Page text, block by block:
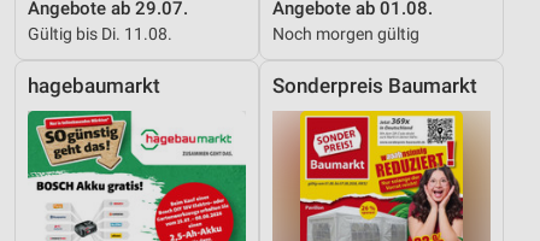
Angebote ab 29.07.
Gültig bis Di. 11.08.
Angebote ab 01.08.
Noch morgen gültig
hagebaumarkt Sonderpreis Baumarkt
Geräte anhand von aktiv angeforderten
Informationen identifizieren
Notwendig
Performance
Funktional